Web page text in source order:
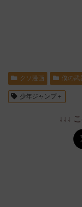
クソ漫画 僕の武
少年ジャンプ＋
↓↓↓